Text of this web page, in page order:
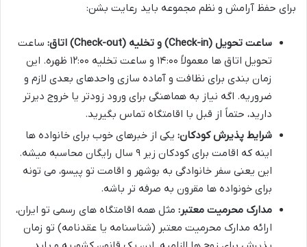
برای حفظ آرامش و نظم مجموعه باید رعایت بشن:
ساعت تحویل (Check-in) و تخلیه (Check-out) اتاق:
ساعت
تحویل اتاق ها معمولاً ۱۴:۰۰ و ساعت تخلیه ۱۲:۰۰ ظهره. این
زمان بندی برای نظافت و آماده سازی واحدهای بعدی لازم و
ضروریه. اگه نیاز به هماهنگی برای ورود زودتر یا خروج دیرتر
دارید، حتماً از قبل با اقامتگاه تماس بگیرید.
شرایط پذیرش کودکان: یکی از خبرهای خوب برای خانواده ها
اینه که اقامت برای کودکان زیر ۹ سال رایگان محاسبه میشه.
این یعنی سفر خانوادگی به بوشهر و اقامت تو پیسو، می تونه
برای خونواده ها مقرون به صرفه تر باشه.
مدارک محرمیت معتبر: مثل همه اقامتگاه های رسمی تو ایران،
ارائه مدارک محرمیت معتبر (شناسنامه یا عقدنامه) تو زمان